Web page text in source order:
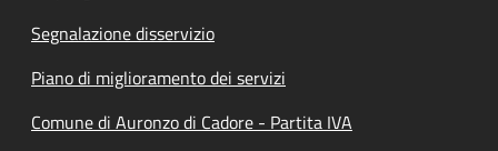
Segnalazione disservizio
Piano di miglioramento dei servizi
Comune di Auronzo di Cadore - Partita IVA